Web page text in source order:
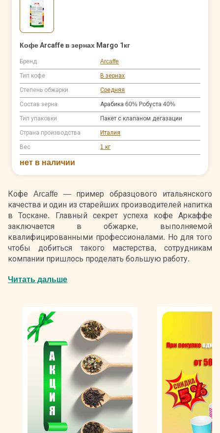
Кофе Arcaffe — пример образцового итальянского
качества и один из старейших производителей напитка
в Тоскане. Главный секрет успеха кофе Аркаффе
заключается в обжарке, выполняемой
квалифицированными профессионалами. Но для того
чтобы добиться такого мастерства, сотрудникам
компании пришлось проделать большую работу.
Итальянский кофе Arcaffe купить стало можно с 1896
Эти предприниматели сперва торговали специями и
ликерами, а позднее в продаже у них появились и
зерна бодрящего напитка из стран Центральной
Америки.
Создавая
кофе
Arcaffe,
члены
семейства
Мескини
отдавали
Читать дальше
Кофе Arcaffe в зернах Margo 1кг
Бренд Arcaffe
Тип кофе В зернах
Степень обжарки Средняя
Состав зерна Арабика 60% Робуста 40%
Тип упаковки Пакет с клапаном дегазации
Страна производства Италия
Вес 1 кг
нет в наличии